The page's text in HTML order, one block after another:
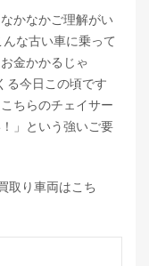
かなかご理解がい
な古い車に乗って
金かかるじゃ
る今日この頃です
ちらのチェイサー
」という強いご要
取り車両はこち